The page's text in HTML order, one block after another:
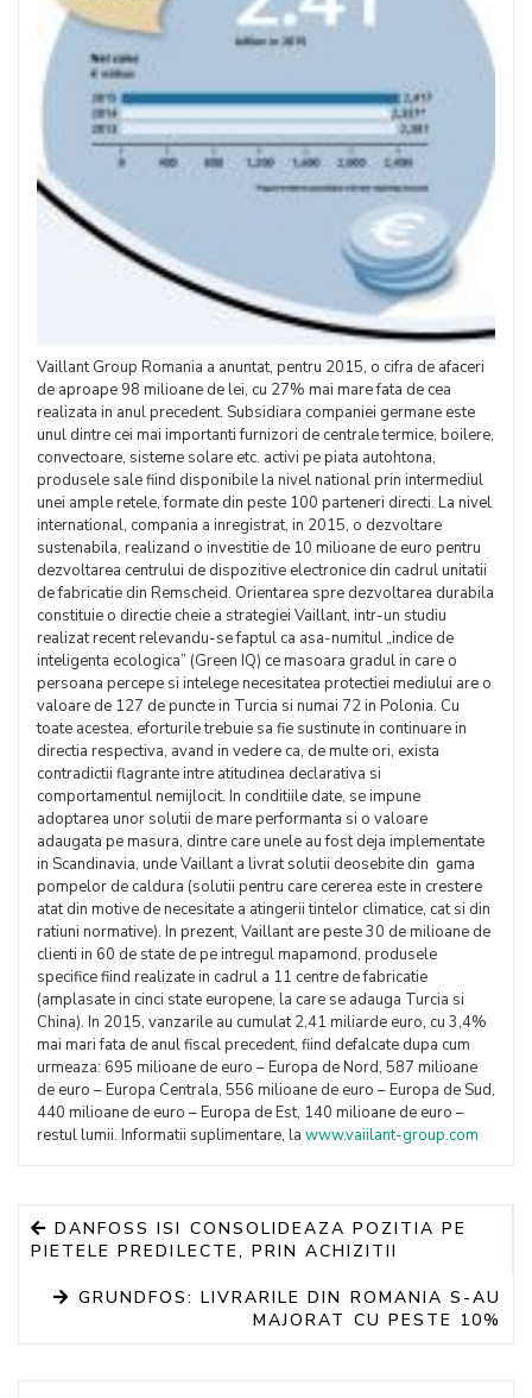
Vaillant Group Romania a anuntat, pentru 2015, o cifra de afaceri
de aproape 98 milioane de lei, cu 27% mai mare fata de cea
realizata in anul precedent. Subsidiara companiei germane este
unul dintre cei mai importanti furnizori de centrale termice, boilere,
convectoare, sisteme solare etc. activi pe piata autohtona,
produsele sale fiind disponibile la nivel national prin intermediul
unei ample retele, formate din peste 100 parteneri directi. La nivel
international, compania a inregistrat, in 2015, o dezvoltare
sustenabila, realizand o investitie de 10 milioane de euro pentru
dezvoltarea centrului de dispozitive electronice din cadrul unitatii
de fabricatie din Remscheid. Orientarea spre dezvoltarea durabila
constituie o directie cheie a strategiei Vaillant, intr-un studiu
realizat recent relevandu-se faptul ca asa-numitul „indice de
inteligenta ecologica” (Green IQ) ce masoara gradul in care o
persoana percepe si intelege necesitatea protectiei mediului are o
valoare de 127 de puncte in Turcia si numai 72 in Polonia. Cu
toate acestea, eforturile trebuie sa fie sustinute in continuare in
directia respectiva, avand in vedere ca, de multe ori, exista
contradictii flagrante intre atitudinea declarativa si
comportamentul nemijlocit. In conditiile date, se impune
adoptarea unor solutii de mare performanta si o valoare
adaugata pe masura, dintre care unele au fost deja implementate
in Scandinavia, unde Vaillant a livrat solutii deosebite din gama
pompelor de caldura (solutii pentru care cererea este in crestere
atat din motive de necesitate a atingerii tintelor climatice, cat si din
ratiuni normative). In prezent, Vaillant are peste 30 de milioane de
clienti in 60 de state de pe intregul mapamond, produsele
specifice fiind realizate in cadrul a 11 centre de fabricatie
(amplasate in cinci state europene, la care se adauga Turcia si
China). In 2015, vanzarile au cumulat 2,41 miliarde euro, cu 3,4%
mai mari fata de anul fiscal precedent, fiind defalcate dupa cum
urmeaza: 695 milioane de euro – Europa de Nord, 587 milioane
de euro – Europa Centrala, 556 milioane de euro – Europa de Sud,
440 milioane de euro – Europa de Est, 140 milioane de euro –
restul lumii. Informatii suplimentare, la www.vaiilant-group.com
DANFOSS ISI CONSOLIDEAZA POZITIA PE
PIETELE PREDILECTE, PRIN ACHIZITII
GRUNDFOS: LIVRARILE DIN ROMANIA S-AU
MAJORAT CU PESTE 10%